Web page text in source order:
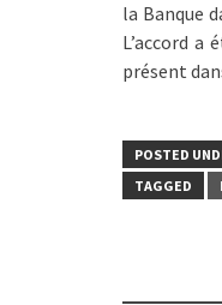
la Banque
L’accord a
présent
POSTED
TAGGED